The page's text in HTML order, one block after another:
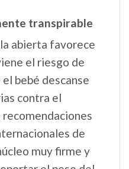
transpirable
abierta favorece
el riesgo de
bebé descanse
contra el
recomendaciones
de
muy firme y